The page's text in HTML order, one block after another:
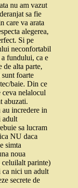
nu am vazut
sa fie
care va arata
alegerea,
Si pe
neconfortabil
fundului, ca e
de alta parte,
sunt foarte
baie. Din ce
nelalocul
abuzati.
au incredere in
adult
sa lucram
NU daca
simta
noua
parinte)
ca nici un adult
secrete de